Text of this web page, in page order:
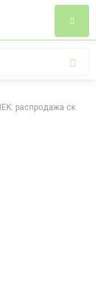
IEK: распродажа